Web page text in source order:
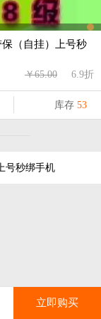
（自挂）上号秒
￥65.00 6.9折
库存 53
立即购买
号秒绑手机
立即购买